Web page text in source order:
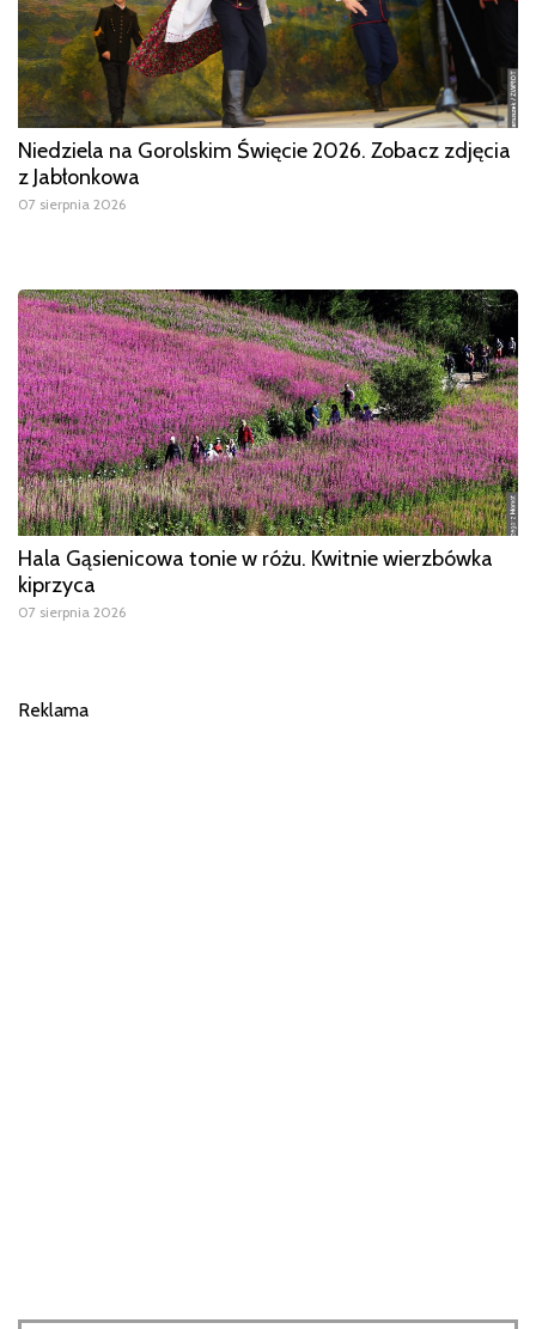
Niedziela na Gorolskim Święcie 2026. Zobacz zdjęcia
z Jabłonkowa
07 sierpnia 2026
Hala Gąsienicowa tonie w różu. Kwitnie wierzbówka
kiprzyca
07 sierpnia 2026
Reklama